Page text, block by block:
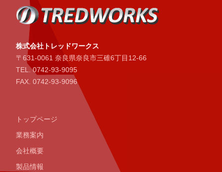
株式会社トレッドワークス
〒631-0061 奈良県奈良市三碓6丁目12-66
TEL. 0742-93-9095
FAX. 0742-93-9096
トップページ
業務案内
会社概要
製品情報